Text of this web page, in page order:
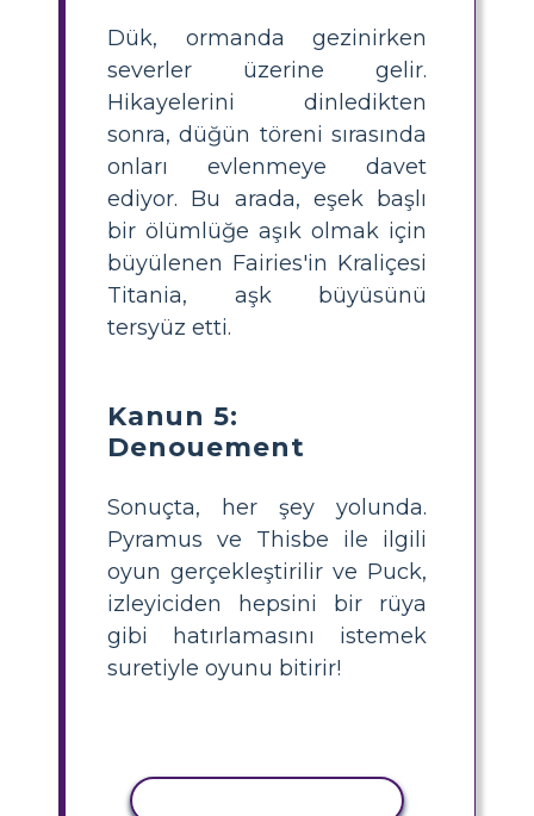
Dük, ormanda gezinirken
severler üzerine gelir.
Hikayelerini dinledikten
sonra, düğün töreni sırasında
onları evlenmeye davet
ediyor. Bu arada, eşek başlı
bir ölümlüğe aşık olmak için
büyülenen Fairies'in Kraliçesi
Titania, aşk büyüsünü
tersyüz etti.
Kanun 5:
Denouement
Sonuçta, her şey yolunda.
Pyramus ve Thisbe ile ilgili
oyun gerçekleştirilir ve Puck,
izleyiciden hepsini bir rüya
gibi hatırlamasını istemek
suretiyle oyunu bitirir!